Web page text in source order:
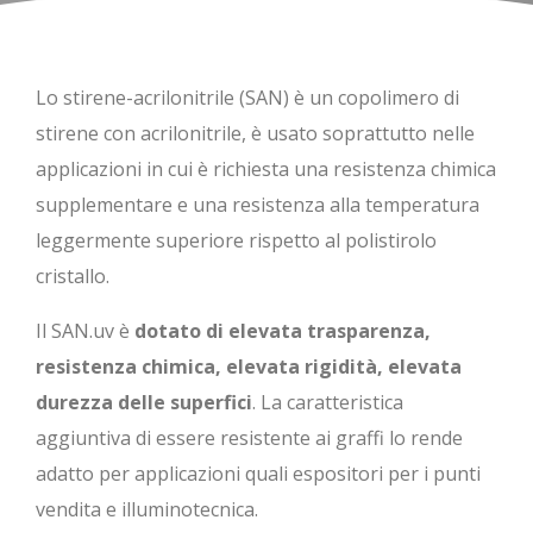
Lo stirene-acrilonitrile (SAN) è un copolimero di
stirene con acrilonitrile, è usato soprattutto nelle
applicazioni in cui è richiesta una resistenza chimica
supplementare e una resistenza alla temperatura
leggermente superiore rispetto al polistirolo
cristallo.
Il SAN.uv è dotato di elevata trasparenza,
resistenza chimica, elevata rigidità, elevata
durezza delle superfici. La caratteristica
aggiuntiva di essere resistente ai graffi lo rende
adatto per applicazioni quali espositori per i punti
vendita e illuminotecnica.